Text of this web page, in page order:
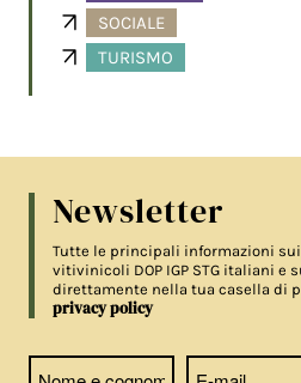
SOCIALE
TURISMO
Newsletter
Tutte le principali informazioni
vitivinicoli DOP IGP STG italiani e
direttamente nella tua casella di
privacy policy